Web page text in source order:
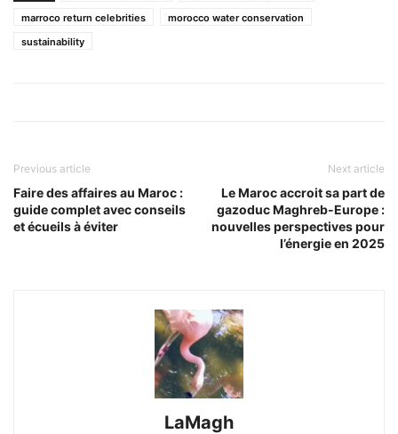
marroco return celebrities
morocco water conservation
sustainability
Previous article
Faire des affaires au Maroc :
guide complet avec conseils
et écueils à éviter
Next article
Le Maroc accroit sa part de
gazoduc Maghreb-Europe :
nouvelles perspectives pour
l’énergie en 2025
LaMagh